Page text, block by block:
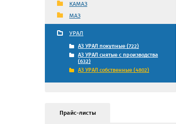
КАМАЗ
МАЗ
УРАЛ
АЗ УРАЛ покупные (722)
АЗ УРАЛ снятые с производства
(632)
АЗ УРАЛ собственные (4802)
Прайс-листы